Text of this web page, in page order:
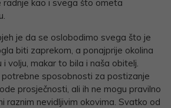
radnje kao i svega što ometa
je da se oslobodimo svega što je
biti zaprekom, a ponajprije okolina
i volju, makar to bila i naša obitelj.
potrebne sposobnosti za postizanje
prosječnosti, ali ih ne mogu pravilno
raznim nevidljivim okovima. Svatko od